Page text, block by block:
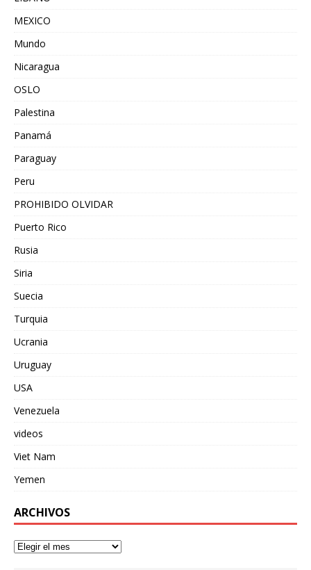
MEXICO
Mundo
Nicaragua
OSLO
Palestina
Panamá
Paraguay
Peru
PROHIBIDO OLVIDAR
Puerto Rico
Rusia
Siria
Suecia
Turquia
Ucrania
Uruguay
USA
Venezuela
videos
Viet Nam
Yemen
ARCHIVOS